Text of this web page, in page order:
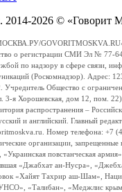
2026 © «Говорит
о регистрации СМИ Эл № 77-
по надзору в сфере связи,
(Роскомнадзор). Адрес:
Общество с
я Хорошевская, дом 12, пом.
распространения –
и английский. Главный
Номер телефона: +7
организации, запрещенные
повстанческая
«Джабхат ан-Нусра»,
«Хайят Тахрир аш-Шам»,
«Талибан», «Меджлис